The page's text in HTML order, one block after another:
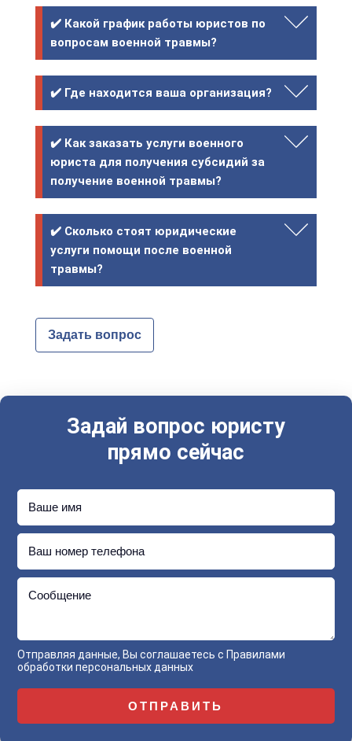
✔️ Какой график работы юристов по
вопросам военной травмы?
✔️ Где находится ваша организация?
✔️ Как заказать услуги военного
юриста для получения субсидий за
получение военной травмы?
✔️ Сколько стоят юридические
услуги помощи после военной
травмы?
Задать вопрос
Задай вопрос юристу
прямо сейчас
Ваше имя
Ваш номер телефона
Сообщение
Отправляя данные, Вы соглашаетесь сПравилами
обработки персональных данных